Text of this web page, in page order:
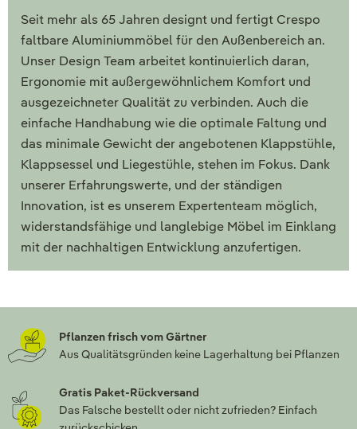
Seit mehr als 65 Jahren designt und fertigt Crespo
faltbare Aluminiummöbel für den Außenbereich an.
Unser Design Team arbeitet kontinuierlich daran,
Ergonomie mit außergewöhnlichem Komfort und
ausgezeichneter Qualität zu verbinden. Auch die
einfache Handhabung wie die optimale Faltung und
das minimale Gewicht der angebotenen Klappstühle,
Klappsessel und Liegestühle, stehen im Fokus. Dank
unserer Erfahrungswerte, und der ständigen
Innovation, ist es unserem Expertenteam möglich,
widerstandsfähige und langlebige Möbel im Einklang
mit der nachhaltigen Entwicklung anzufertigen.
Pflanzen frisch vom Gärtner
Aus Qualitätsgründen keine Lagerhaltung bei Pflanzen
Gratis Paket-Rückversand
Das Falsche bestellt oder nicht zufrieden? Einfach